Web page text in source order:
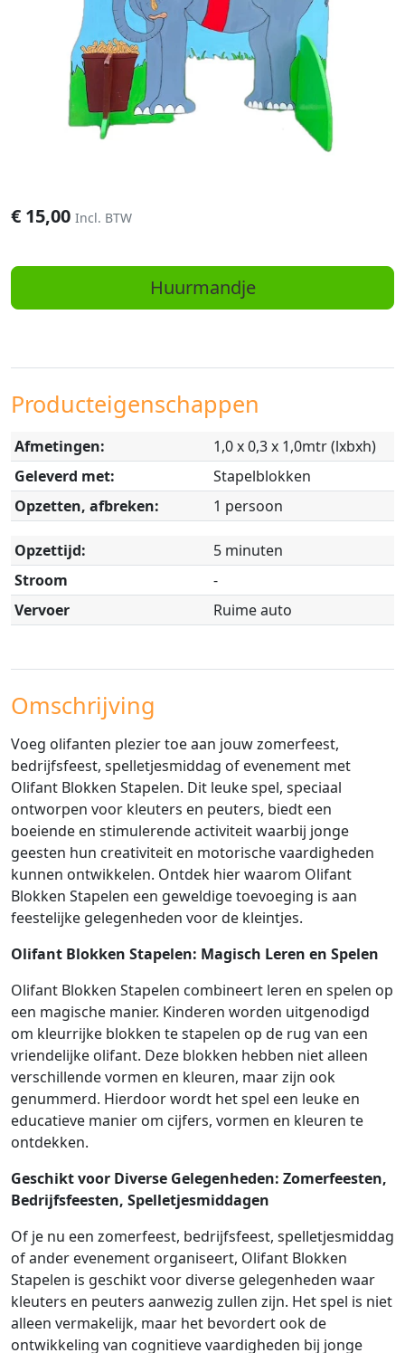
€ 15,00 Incl. BTW
Huurmandje
Producteigenschappen
Afmetingen:
1,0 x 0,3 x 1,0mtr (lxbxh)
Geleverd met:
Stapelblokken
Opzetten, afbreken:
1 persoon
Opzettijd:
5 minuten
Stroom
-
Vervoer
Ruime auto
Omschrijving
Voeg olifanten plezier toe aan jouw zomerfeest,
bedrijfsfeest, spelletjesmiddag of evenement met
Olifant Blokken Stapelen. Dit leuke spel, speciaal
ontworpen voor kleuters en peuters, biedt een
boeiende en stimulerende activiteit waarbij jonge
geesten hun creativiteit en motorische vaardigheden
kunnen ontwikkelen. Ontdek hier waarom Olifant
Blokken Stapelen een geweldige toevoeging is aan
feestelijke gelegenheden voor de kleintjes.
Olifant Blokken Stapelen: Magisch Leren en Spelen
Olifant Blokken Stapelen combineert leren en spelen op
een magische manier. Kinderen worden uitgenodigd
om kleurrijke blokken te stapelen op de rug van een
vriendelijke olifant. Deze blokken hebben niet alleen
verschillende vormen en kleuren, maar zijn ook
genummerd. Hierdoor wordt het spel een leuke en
educatieve manier om cijfers, vormen en kleuren te
ontdekken.
Geschikt voor Diverse Gelegenheden: Zomerfeesten,
Bedrijfsfeesten, Spelletjesmiddagen
Of je nu een zomerfeest, bedrijfsfeest, spelletjesmiddag
of ander evenement organiseert, Olifant Blokken
Stapelen is geschikt voor diverse gelegenheden waar
kleuters en peuters aanwezig zullen zijn. Het spel is niet
alleen vermakelijk, maar het bevordert ook de
ontwikkeling van cognitieve vaardigheden bij jonge